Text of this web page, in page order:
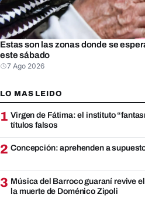
Estas son las zonas donde se
este sábado
7 Ago 2026
LO MAS LEIDO
1 Virgen de Fátima: el instituto
títulos falsos
2 Concepción: aprehenden a
3 Música del Barroco guaraní revive
la muerte de Doménico Zipoli